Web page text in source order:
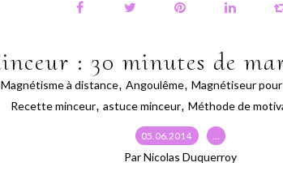
: 30 minutes de
Magnétisme à distance, Angoulême, Magnétiseur
Recette minceur, astuce minceur, Méthode de
05.06.2014 …
Par Nicolas Duquerroy